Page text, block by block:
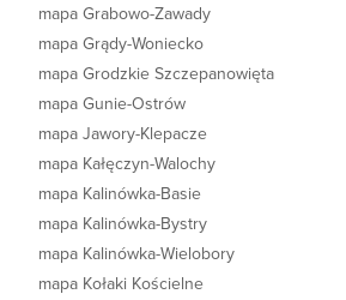
mapa Grabowo-Zawady
mapa Grądy-Woniecko
mapa Grodzkie Szczepanowięta
mapa Gunie-Ostrów
mapa Jawory-Klepacze
mapa Kałęczyn-Walochy
mapa Kalinówka-Basie
mapa Kalinówka-Bystry
mapa Kalinówka-Wielobory
mapa Kołaki Kościelne